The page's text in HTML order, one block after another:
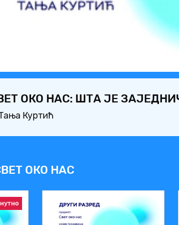
ОКО НАС: ШТА ЈЕ
Куртић
ОКО НАС